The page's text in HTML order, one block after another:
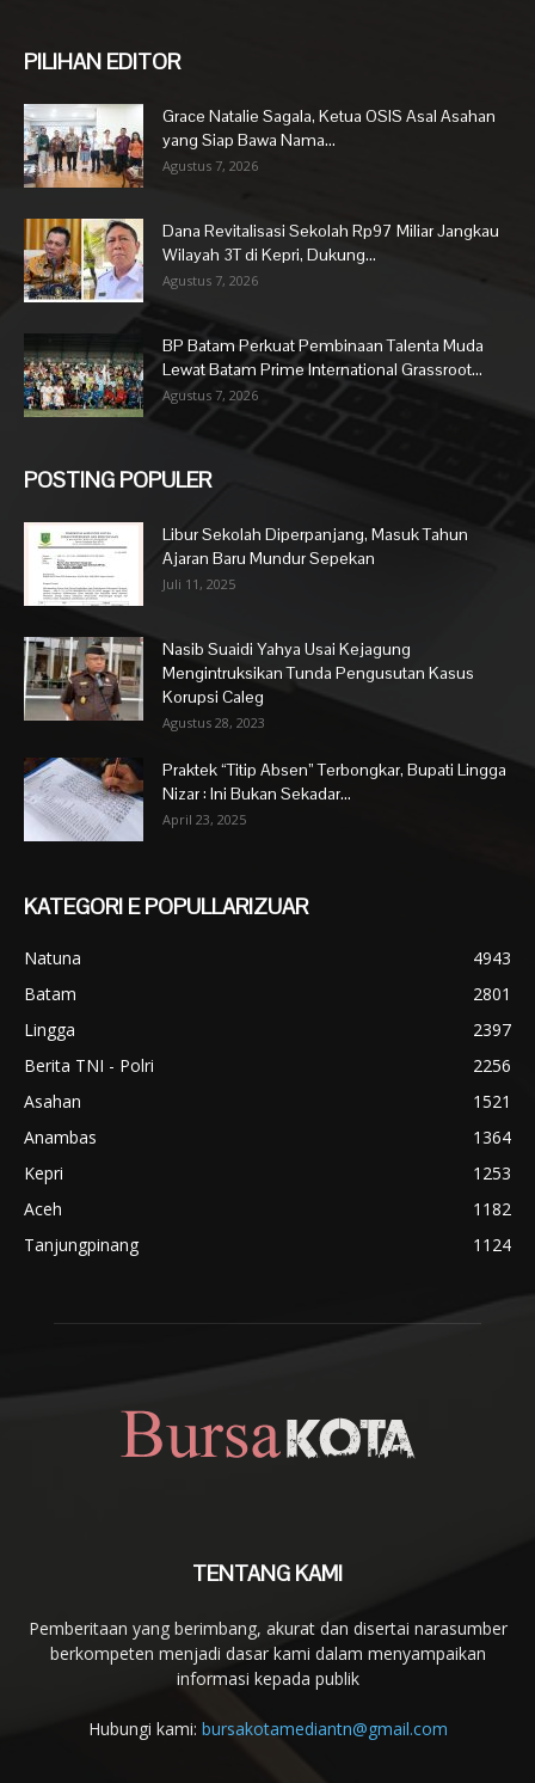
PILIHAN EDITOR
Grace Natalie Sagala, Ketua OSIS Asal Asahan
yang Siap Bawa Nama...
Agustus 7, 2026
Dana Revitalisasi Sekolah Rp97 Miliar Jangkau
Wilayah 3T di Kepri, Dukung...
Agustus 7, 2026
BP Batam Perkuat Pembinaan Talenta Muda
Lewat Batam Prime International Grassroot...
Agustus 7, 2026
POSTING POPULER
Libur Sekolah Diperpanjang, Masuk Tahun
Ajaran Baru Mundur Sepekan
Juli 11, 2025
Nasib Suaidi Yahya Usai Kejagung
Mengintruksikan Tunda Pengusutan Kasus
Korupsi Caleg
Agustus 28, 2023
Praktek “Titip Absen” Terbongkar, Bupati Lingga
Nizar : Ini Bukan Sekadar...
April 23, 2025
KATEGORI E POPULLARIZUAR
Natuna
4943
Batam
2801
Lingga
2397
Berita TNI - Polri
2256
Asahan
1521
Anambas
1364
Kepri
1253
Aceh
1182
Tanjungpinang
1124
TENTANG KAMI
Pemberitaan yang berimbang, akurat dan disertai narasumber
berkompeten menjadi dasar kami dalam menyampaikan
informasi kepada publik
Hubungi kami: bursakotamediantn@gmail.com